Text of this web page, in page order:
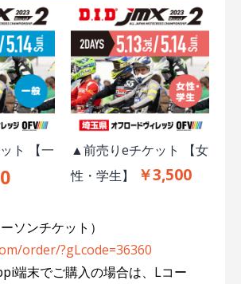
ト 【一
▲前売りeチケット 【女
性・学生】
￥3,500
ソンチケット）
order/?gLcode=36360
端末でご購入の場合は、Lコー